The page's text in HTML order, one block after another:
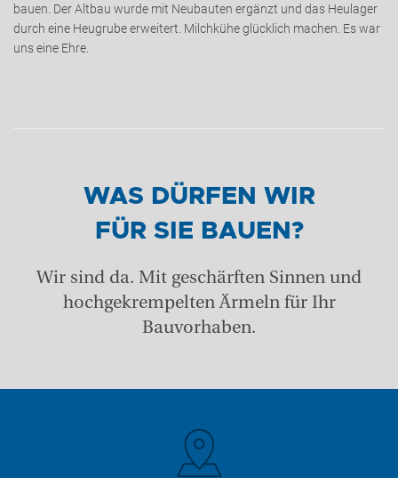
bauen. Der Altbau wurde mit Neubauten ergänzt und das Heulager
durch eine Heugrube erweitert. Milchkühe glücklich machen. Es war
uns eine Ehre.
WAS DÜRFEN WIR
FÜR SIE BAUEN?
Wir sind da. Mit geschärften Sinnen und
hochgekrempelten Ärmeln für Ihr
Bauvorhaben.